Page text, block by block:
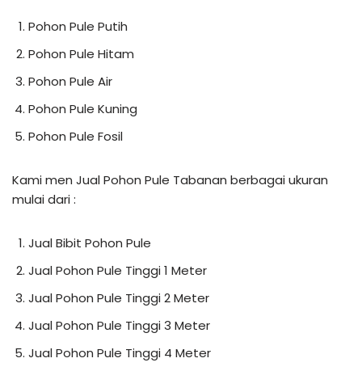
Pohon Pule Putih
Pohon Pule Hitam
Pohon Pule Air
Pohon Pule Kuning
Pohon Pule Fosil
Kami men Jual Pohon Pule Tabanan berbagai ukuran
mulai dari :
Jual Bibit Pohon Pule
Jual Pohon Pule Tinggi 1 Meter
Jual Pohon Pule Tinggi 2 Meter
Jual Pohon Pule Tinggi 3 Meter
Jual Pohon Pule Tinggi 4 Meter